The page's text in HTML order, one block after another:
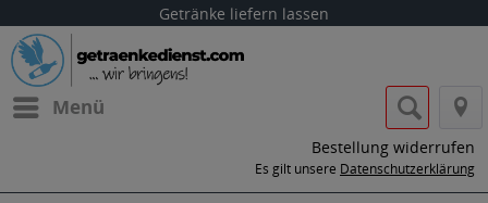
Getränke liefern lassen
Menü
Bestellung widerrufen
Es gilt unsere Datenschutzerklärung